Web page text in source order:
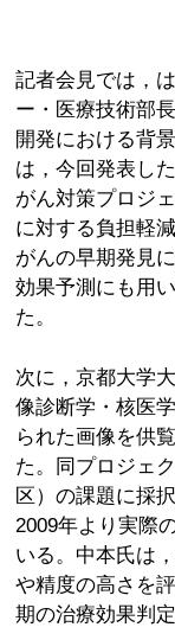
記者会見では，
ー・医療技術部
開発における背
は，今回発表し
がん対策プロジ
に対する負担軽
がんの早期発見
効果予測にも用
た。
次に，京都大学
像診断学・核医
られた画像を供
た。同プロジェ
区）の課題に採
2009年より実際
いる。中本氏は
や精度の高さを
期の治療効果判